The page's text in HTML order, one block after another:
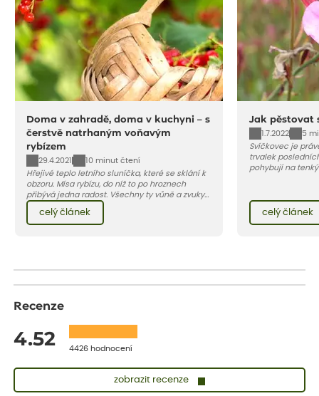
Doma v zahradě, doma v kuchyni – s
čerstvě natrhaným voňavým
rybízem
29.4.2021
10 minut čtení
Hřejivé teplo letního sluníčka, které se sklání k
obzoru. Mísa rybízu, do níž to po hroznech
přibývá jedna radost. Všechny ty vůně a zvuky
červencové zahrady. Sklizeň rybízu do kuchyně
vnese neuvěřitelný klid a radost. A taky trochu
bezstarostnosti dětství při mlsání babiččina
celý článek
Jak pěstovat
1.7.2022
5
Svíčkovec je
trvalek
pohybují na
do podzimu.
růžových až
celý článek
Recenze
4.52 4426 hodnocení
zobrazit recenze